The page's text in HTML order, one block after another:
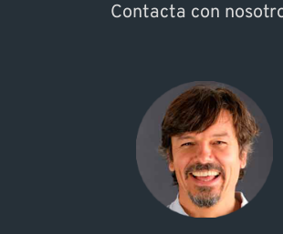
Contacta con